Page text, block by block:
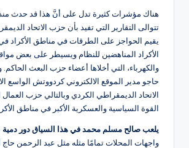
هناك مؤشرات كثيرة تدل على أنَّ هذا قد حدث
تتوالى التقارير التي تفيد بأن حزب الاتحاد
يقيم الحواجز على الطرقات في مناطق الأكراد
الأكراد المناهضين للنظام ويسيطر على بعض
والكهرباء، التي أخلاها أعضاء حزب البعث الحاكم.
حاجو مدير الموقع الالكتروني كردووتش الواسع
الاتحاد الديمقراطي الكردي وبالتالي حزب
القوة السياسية والعسكرية الأكبر في مناطق
يلعب صالح مسلم محمد في هذا السياق دور دمية
واجهات المحلات تمامًا مثله مثل عبد الرحمن